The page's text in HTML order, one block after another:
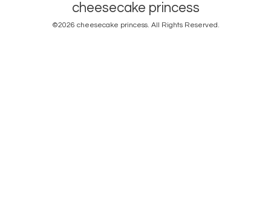
cheesecake princess
©2026 cheesecake princess. All Rights Reserved.